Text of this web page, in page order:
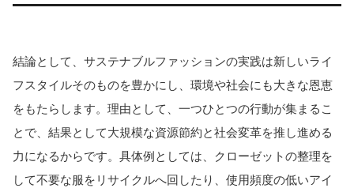
結論として、サステナブルファッションの実践は新しいライ
フスタイルそのものを豊かにし、環境や社会にも大きな恩恵
をもたらします。理由として、一つひとつの行動が集まるこ
とで、結果として大規模な資源節約と社会変革を推し進める
力になるからです。 具体例としては、クローゼットの整理を
して不要な服をリサイクルへ回したり、使用頻度の低いアイ